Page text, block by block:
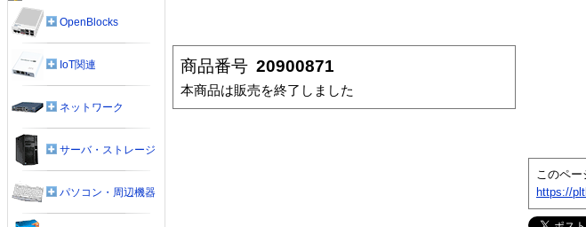
商品番号 20900871
本商品は販売を終了しました
このペー
https://
OpenBlocks
IoT関連
ネットワーク
サーバ・ストレージ
パソコン・周辺機器